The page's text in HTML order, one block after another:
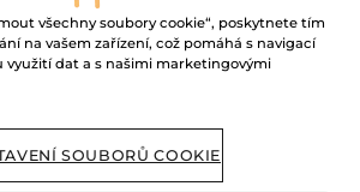
zvýhodněná nabídka pro
klienty Medplus
vašim potřebám.
řešení na míru:
všechny soubory cookie“, poskytnete tím
na vašem zařízení, což pomáhá s navigací
využití dat a s našimi marketingovými
SOUBORŮ COOKIE